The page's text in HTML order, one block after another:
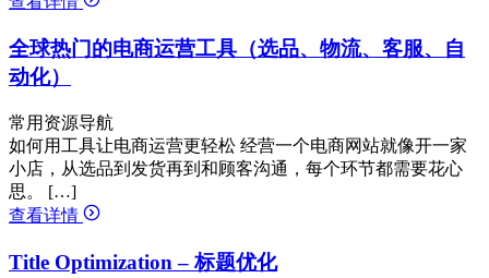
全球热门的电商运营工具（选品、物流、客服、自
动化）
常用资源导航
如何用工具让电商运营更轻松 经营一个电商网站就像开一家
小店，从选品到发货再到和顾客沟通，每个环节都需要花心
思。 […]
查看详情
Title Optimization – 标题优化